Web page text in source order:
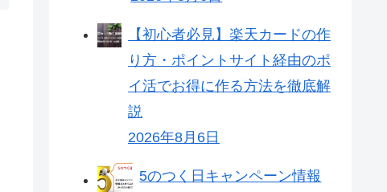
【初心者必見】楽天カードの作
り方・ポイントサイト経由のポ
イ活でお得に作る方法を徹底解
説
2026年8月6日
5のつく日キャンペーン情報